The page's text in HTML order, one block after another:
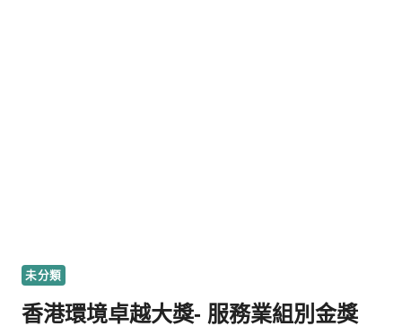
未分類
香港環境卓越大獎- 服務業組別金獎